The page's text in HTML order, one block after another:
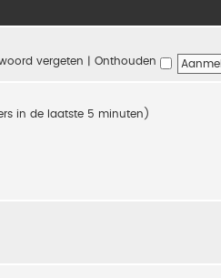
vergeten Onthouden
in de laatste 5 minuten)